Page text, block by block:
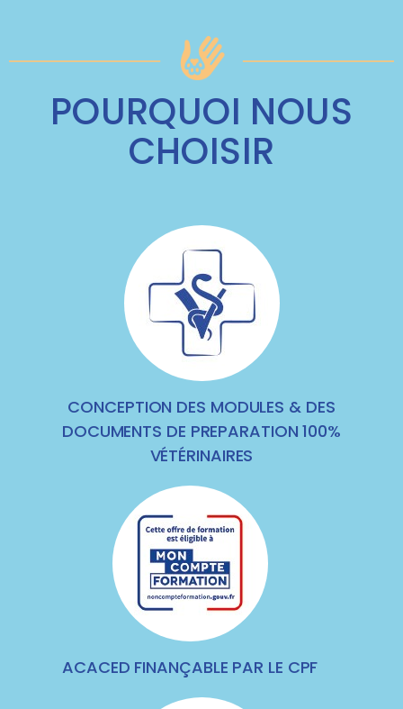
POURQUOI NOUS
CHOISIR
CONCEPTION DES MODULES & DES
DOCUMENTS DE PREPARATION 100%
VÉTÉRINAIRES
ACACED FINANÇABLE PAR LE CPF